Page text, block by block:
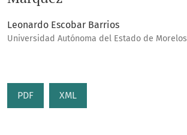
Leonardo Escobar Barrios
Universidad Autónoma del Estado de Morelos
PDF XML